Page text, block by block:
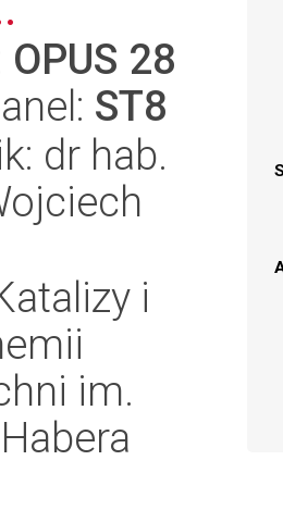
OPUS 28
ST8
dr hab.
i
im.